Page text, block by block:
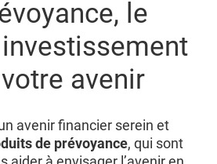
le
avenir
avenir financier serein et
de prévoyance, qui sont